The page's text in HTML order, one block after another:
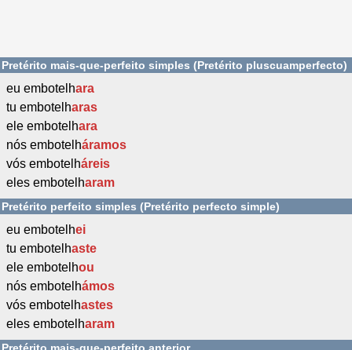
Pretérito mais-que-perfeito simples (Pretérito pluscuamperfecto)
eu embotelhara
tu embotelharas
ele embotelhara
nós embotelháramos
vós embotelháreis
eles embotelharam
Pretérito perfeito simples (Pretérito perfecto simple)
eu embotelhei
tu embotelhaste
ele embotelhou
nós embotelhámos
vós embotelhastes
eles embotelharam